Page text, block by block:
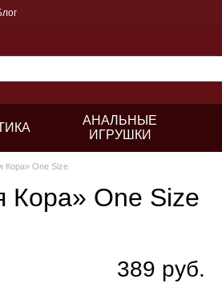
АНАЛЬНЫЕ
ИГРУШКИ
Кора» One Size
Кора» One Size
389 руб.